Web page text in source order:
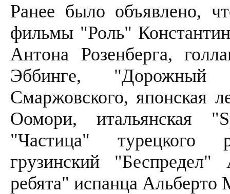
Ранее было объявлено,
фильмы "Роль"
Антона Розенберга,
Эббинге, "Дорожный
Смаржовского, японская
Оомори, итальянская
"Частица" турецкого
грузинский
ребята" испанца Альберто